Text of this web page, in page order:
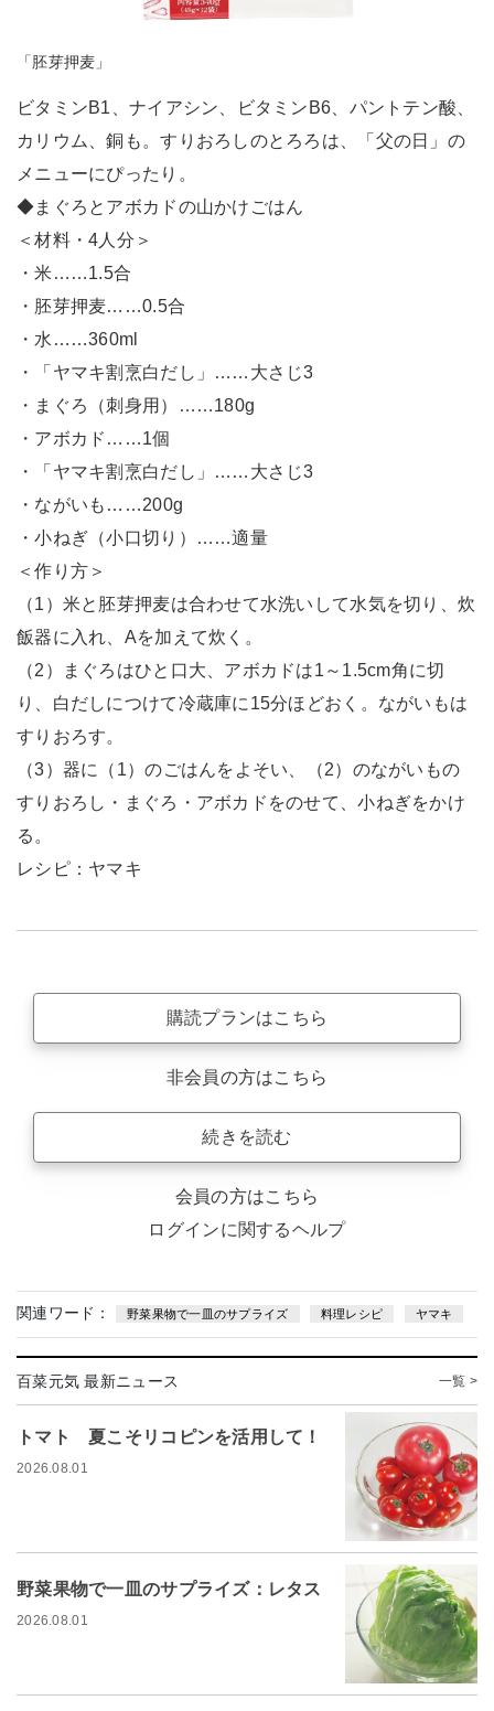
「胚芽押麦」
ビタミンB1、ナイアシン、ビタミンB6、パントテン酸、
カリウム、銅も。すりおろしのとろろは、「父の日」の
メニューにぴったり。
◆まぐろとアボカドの山かけごはん
＜材料・4人分＞
・米……1.5合
・胚芽押麦……0.5合
・水……360ml
・「ヤマキ割烹白だし」……大さじ3
・まぐろ（刺身用）……180g
・アボカド……1個
・「ヤマキ割烹白だし」……大さじ3
・ながいも……200g
・小ねぎ（小口切り）……適量
＜作り方＞
（1）米と胚芽押麦は合わせて水洗いして水気を切り、炊
飯器に入れ、Aを加えて炊く。
（2）まぐろはひと口大、アボカドは1～1.5cm角に切
り、白だしにつけて冷蔵庫に15分ほどおく。ながいもは
すりおろす。
（3）器に（1）のごはんをよそい、（2）のながいもの
すりおろし・まぐろ・アボカドをのせて、小ねぎをかけ
る。
レシピ：ヤマキ
購読プランはこちら
非会員の方はこちら
続きを読む
会員の方はこちら
ログインに関するヘルプ
関連ワード： 野菜果物で一皿のサプライズ 料理レシピ ヤマキ
百菜元気 最新ニュース 一覧 >
トマト 夏こそリコピンを活用して！
2026.08.01
野菜果物で一皿のサプライズ：レタス
2026.08.01